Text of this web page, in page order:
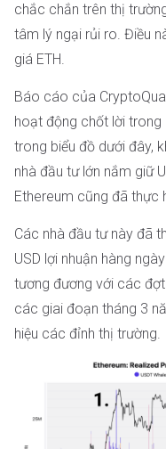
chắc chắn trên thị
tâm lý ngại rủi ro. Điều
giá ETH.
Báo cáo của
hoạt động chốt lời trong
trong biểu đồ dưới đây,
nhà đầu tư lớn nắm giữ
Ethereum cũng đã thực
Các nhà đầu tư này đã
USD lợi nhuận hàng
tương đương với các
các giai đoạn tháng 3
hiệu các đỉnh thị trường.